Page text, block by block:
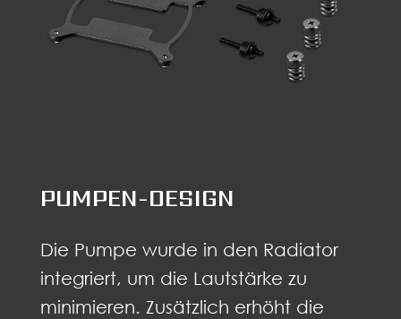
PUMPEN-DESIGN
Die Pumpe wurde in den Radiator
integriert, um die Lautstärke zu
minimieren. Zusätzlich erhöht die